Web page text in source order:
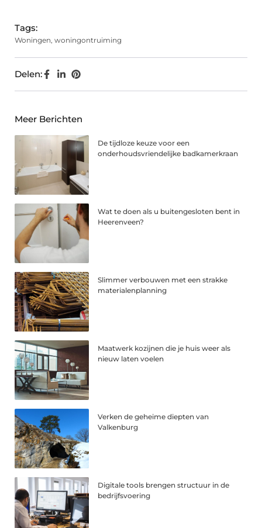
Tags:
Woningen, woningontruiming
Delen:
Meer Berichten
De tijdloze keuze voor een
onderhoudsvriendelijke badkamerkraan
Wat te doen als u buitengesloten bent in
Heerenveen?
Slimmer verbouwen met een strakke
materialenplanning
Maatwerk kozijnen die je huis weer als
nieuw laten voelen
Verken de geheime diepten van
Valkenburg
Digitale tools brengen structuur in de
bedrijfsvoering